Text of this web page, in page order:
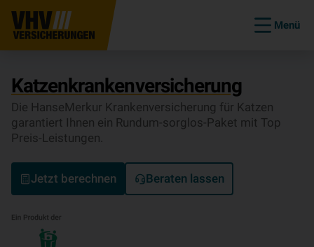
Menü
Katzenkrankenversicherung
Die HanseMerkur Krankenversicherung für Katzen
garantiert Ihnen ein Rundum-sorglos-Paket mit Top
Preis-Leistungen.
Jetzt berechnen Beraten lassen